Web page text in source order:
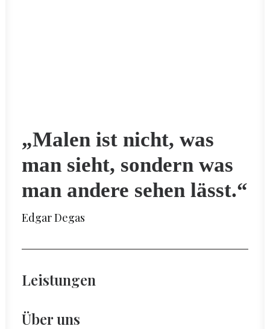
„Malen ist nicht, was
man sieht, sondern was
man andere sehen lässt.“
Edgar Degas
Leistungen
Über uns